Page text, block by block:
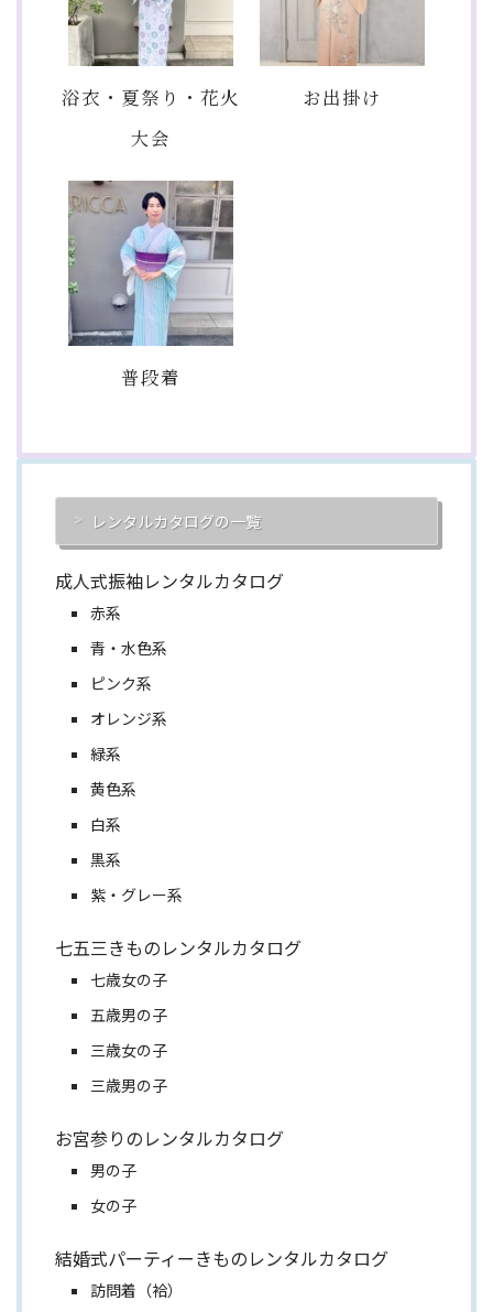
浴衣・夏祭り・花火
大会
お出掛け
普段着
レンタルカタログの一覧
成人式振袖レンタルカタログ
赤系
青・水色系
ピンク系
オレンジ系
緑系
黄色系
白系
黒系
紫・グレー系
七五三きものレンタルカタログ
七歳女の子
五歳男の子
三歳女の子
三歳男の子
お宮参りのレンタルカタログ
男の子
女の子
結婚式パーティーきものレンタルカタログ
訪問着（袷）